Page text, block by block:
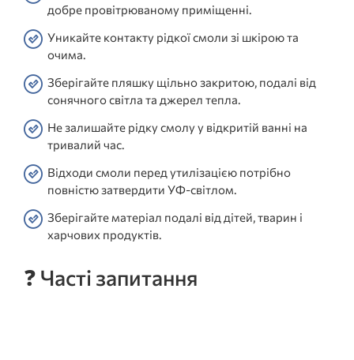
добре провітрюваному приміщенні.
Уникайте контакту рідкої смоли зі шкірою та
очима.
Зберігайте пляшку щільно закритою, подалі від
сонячного світла та джерел тепла.
Не залишайте рідку смолу у відкритій ванні на
тривалий час.
Відходи смоли перед утилізацією потрібно
повністю затвердити УФ-світлом.
Зберігайте матеріал подалі від дітей, тварин і
харчових продуктів.
❓ Часті запитання